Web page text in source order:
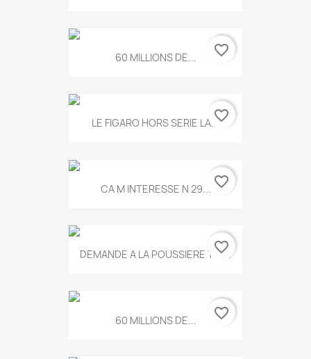
60 MILLIONS DE... favorite_border
LE FIGARO HORS SERIE LA...favorite_border
CA M INTERESSE N 29... favorite_border
DEMANDE A LA POUSSIERE T.778
favorite_border
60 MILLIONS DE... favorite_border